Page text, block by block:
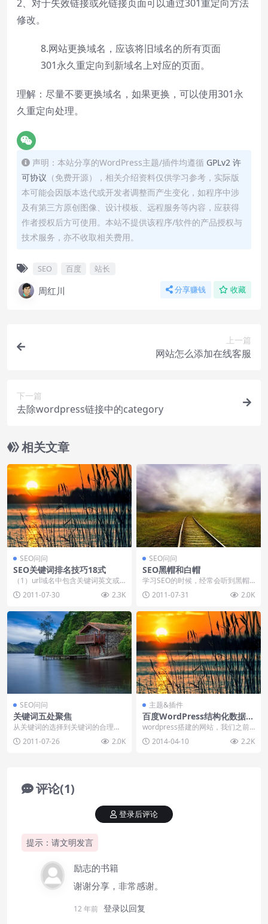
2、对于失效链接或死链接页面可以通过301重定向方法
修改。
8.网站更换域名，应该将旧域名的所有页面
301永久重定向到新域名上对应的页面。
理解：尽量不要更换域名，如果更换，可以使用301永
久重定向处理。
声明：本站分享的WordPress主题/插件均遵循 GPLv2 许
可协议 （免费开源），相关介绍资料仅供学习参考，实际版
本可能会因版本迭代或开发者调整而产生变化，如程序中涉
及有第三方原创图像、设计模板、远程服务等内容，应获得
作者授权后方可使用。本站不提供该程序/软件的产品授权与
技术服务，亦不收取相关费用。
SEO 百度 站长
周红川 分享赚钱 收藏
上一篇
网站怎么添加在线客服
下一篇
去除wordpress链接中的category
相关文章
SEO问问
SEO关键词排名技巧18式
（1）url域名中包含关键词英文或
是汉语拼音 如：www.xiaochuans
e... 2011-07-30 2.3K
SEO问问
SEO黑帽和白帽
学习SEO的时候，经常会听到黑帽S
EO和白帽SEO，那么这两个专有名
词具体含义是...
2011-07-31 2.0K
SEO问问
关键词五处聚焦
从关键词的选择到关键词的合理布
局，我们都有过很详尽的了解了，
这里汇总下关键词的五...
2011-07-26 2.0K
主题&插件
百度WordPress结构化数据插
件安装使用
wordpress搭建的网站，我们之前
一直依赖于一个叫Baidu Sitemap...
2014-04-10 2.2K
评论(1)
提示：请文明发言
登录后评论
励志的书籍
谢谢分享，非常感谢。
12 年前 登录以回复